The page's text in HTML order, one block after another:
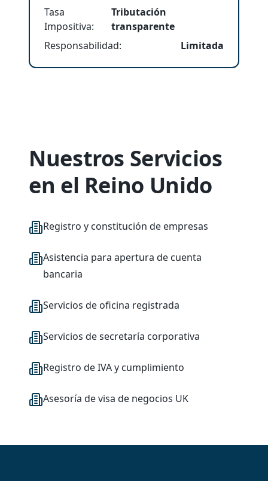
Tasa
Impositiva:
Tributación
transparente
Responsabilidad: Limitada
Nuestros Servicios
en el Reino Unido
Registro y constitución de empresas
Asistencia para apertura de cuenta
bancaria
Servicios de oficina registrada
Servicios de secretaría corporativa
Registro de IVA y cumplimiento
Asesoría de visa de negocios UK